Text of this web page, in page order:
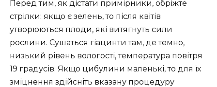
Перед тим, як дістати примірники, обріжте
стрілки: якщо є зелень, то після квітів
утворюються плоди, які витягнуть сили
рослини. Сушаться гіацинти там, де темно,
низький рівень вологості, температура повітря
19 градусів. Якщо цибулини маленькі, то для їх
зміцнення здійсніть вказану процедуру